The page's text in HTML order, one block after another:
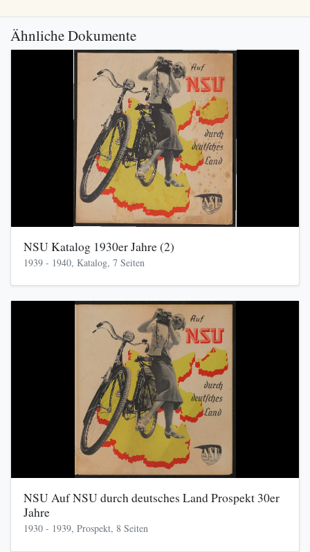
Ähnliche Dokumente
NSU Katalog 1930er Jahre (2)
1939 - 1940, Katalog, 7 Seiten
NSU Auf NSU durch deutsches Land Prospekt 30er
Jahre
1930 - 1939, Prospekt, 8 Seiten